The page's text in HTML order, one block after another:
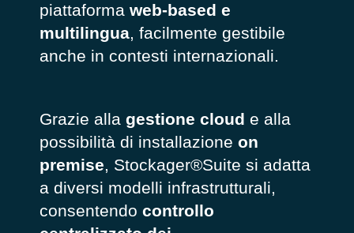
piattaforma web-based e
multilingua, facilmente gestibile
anche in contesti internazionali.
Grazie alla gestione cloud e alla
possibilità di installazione on
premise, Stockager®Suite si adatta
a diversi modelli infrastrutturali,
consentendo controllo